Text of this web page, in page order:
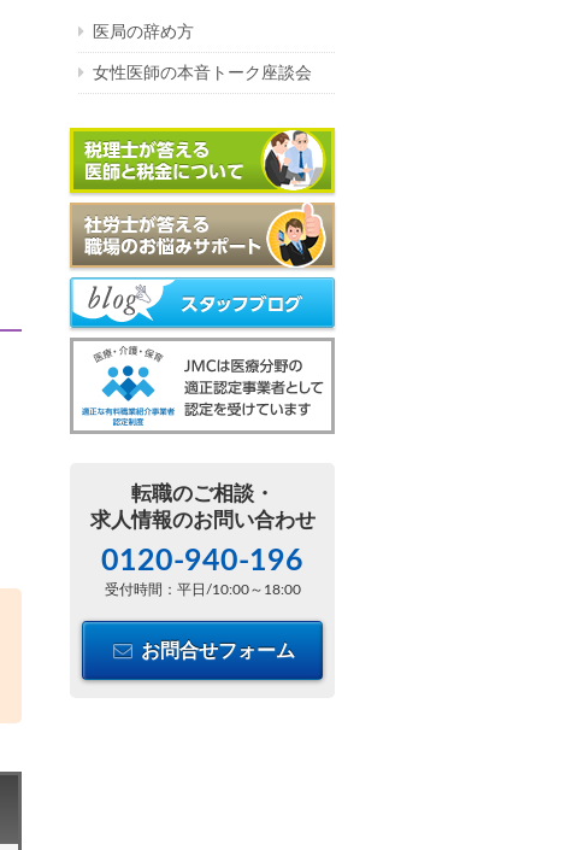
医局の辞め方
女性医師の本音トーク座談会
転職のご相談・
求人情報のお問い合わせ
0120-940-196
受付時間：平日/10:00～18:00
お問合せフォーム